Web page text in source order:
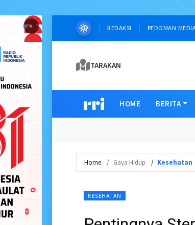
× REDAKSI PEDOMAN
TARAKAN
HOME BERITA
Home Gaya Hidup Kesehatan
KESEHATAN